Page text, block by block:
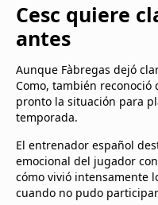
Cesc quiere
antes
Aunque Fàbregas dejó
Como, también
pronto la situación para
temporada.
El entrenador español
emocional del jugador
cómo vivió intensamente
cuando no pudo